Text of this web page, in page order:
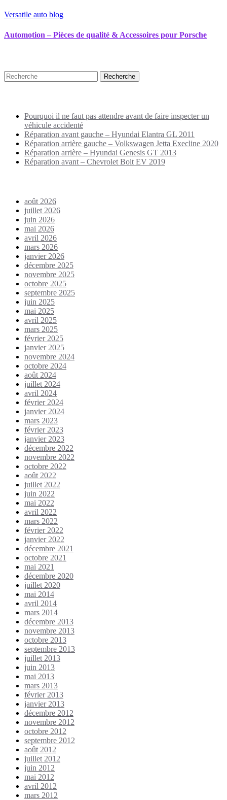
Versatile auto blog
Automotion – Pièces de qualité & Accessoires pour Porsche
Pourquoi il ne faut pas attendre avant de faire inspecter un
véhicule accidenté
Réparation avant gauche – Hyundai Elantra GL 2011
Réparation arrière gauche – Volkswagen Jetta Execline 2020
Réparation arrière – Hyundai Genesis GT 2013
Réparation avant – Chevrolet Bolt EV 2019
août 2026
juillet 2026
juin 2026
mai 2026
avril 2026
mars 2026
janvier 2026
décembre 2025
novembre 2025
octobre 2025
septembre 2025
juin 2025
mai 2025
avril 2025
mars 2025
février 2025
janvier 2025
novembre 2024
octobre 2024
août 2024
juillet 2024
avril 2024
février 2024
janvier 2024
mars 2023
février 2023
janvier 2023
décembre 2022
novembre 2022
octobre 2022
août 2022
juillet 2022
juin 2022
mai 2022
avril 2022
mars 2022
février 2022
janvier 2022
décembre 2021
octobre 2021
mai 2021
décembre 2020
juillet 2020
mai 2014
avril 2014
mars 2014
décembre 2013
novembre 2013
octobre 2013
septembre 2013
juillet 2013
juin 2013
mai 2013
mars 2013
février 2013
janvier 2013
décembre 2012
novembre 2012
octobre 2012
septembre 2012
août 2012
juillet 2012
juin 2012
mai 2012
avril 2012
mars 2012